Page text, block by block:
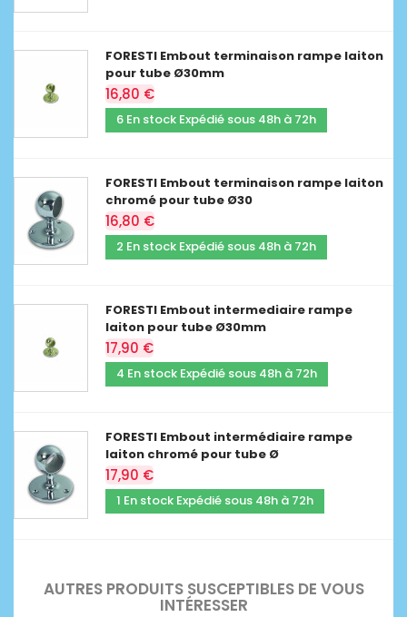
FORESTI Embout terminaison rampe laiton
pour tube Ø30mm
16,80 €
6 En stock Expédié sous 48h à 72h
FORESTI Embout terminaison rampe laiton
chromé pour tube Ø30
16,80 €
2 En stock Expédié sous 48h à 72h
FORESTI Embout intermediaire rampe
laiton pour tube Ø30mm
17,90 €
4 En stock Expédié sous 48h à 72h
FORESTI Embout intermédiaire rampe
laiton chromé pour tube Ø
17,90 €
1 En stock Expédié sous 48h à 72h
AUTRES PRODUITS SUSCEPTIBLES DE VOUS
INTÉRESSER